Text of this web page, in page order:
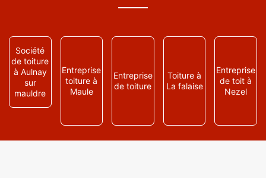
Société
de toiture
à Aulnay
sur
mauldre
Entreprise
toiture à
Maule
Entreprise
de toiture
Toiture à
La falaise
Entreprise
de toit à
Nezel